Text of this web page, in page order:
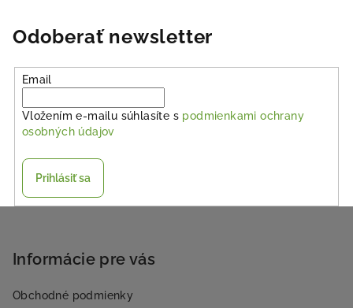
Odoberať newsletter
Email
Vložením e-mailu súhlasíte s podmienkami ochrany
osobných údajov
Prihlásiť sa
Informácie pre vás
Obchodné podmienky